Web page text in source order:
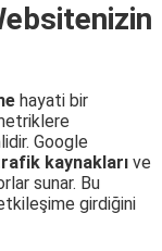
hayati bir
Google
kaynakları ve
sunar. Bu
girdiğini